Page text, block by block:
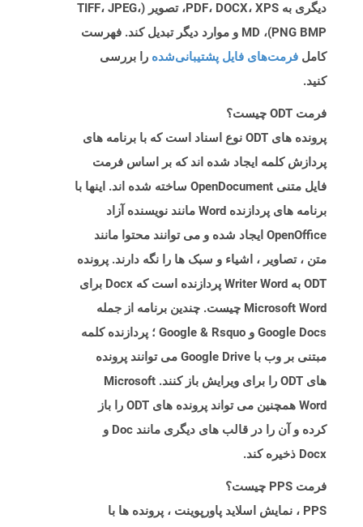
دیگری به PDF، DOCX، XPS، تصویر (TIFF، JPEG،
PNG BMP)، MD و موارد دیگر تبدیل کند. فهرست
کامل فرمت‌های فایل پشتیبانی‌شده را بررسی
کنید.
فرمت ODT چیست؟
پرونده های ODT نوع اسناد است که با برنامه های
پردازش کلمه ایجاد شده اند که بر اساس فرمت
فایل متنی OpenDocument ساخته شده اند. اینها با
برنامه های پردازنده Word مانند نویسنده آزاد
OpenOffice ایجاد شده و می توانند محتوا مانند
متن ، تصاویر ، اشیاء و سبک ها را نگه دارند. پرونده
ODT به Writer Word پردازنده است که Docx برای
Microsoft Word چیست. چندین برنامه از جمله
Google Docs و Google & Rsquo ؛ پردازنده کلمه
مبتنی بر وب با Google Drive می توانند پرونده
های ODT را برای ویرایش باز کنند. Microsoft
Word همچنین می تواند پرونده های ODT را باز
کرده و آن را در قالب های دیگری مانند Doc و
Docx ذخیره کند.
فرمت PPS چیست؟
PPS ، نمایش اسلاید پاورپوینت ، پرونده ها با